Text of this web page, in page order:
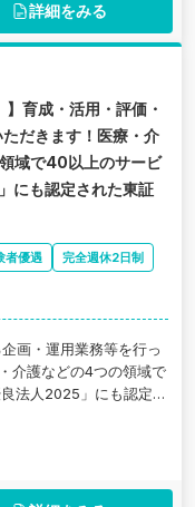
詳細をみる
】育成・活用・評価・
だきます！医療・介
域で40以上のサービ
にも認定された東証
者優遇
完全週休2日制
画・運用業務等を行っ
介護などの4つの領域で
法人2025」にも認定さ